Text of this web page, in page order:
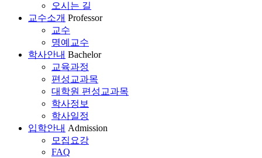
오시는 길
교수소개 Professor
교수
명예교수
학사안내 Bachelor
교육과정
편성교과목
대학원 편성교과목
학사정보
학사일정
입학안내 Admission
모집요강
FAQ